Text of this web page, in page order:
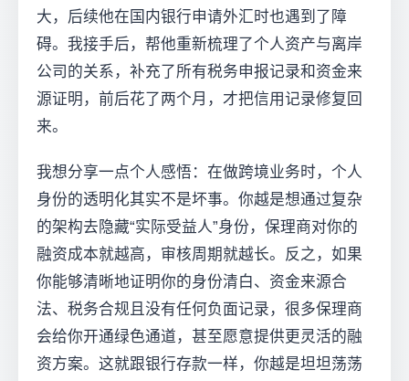
大，后续他在国内银行申请外汇时也遇到了障
碍。我接手后，帮他重新梳理了个人资产与离岸
公司的关系，补充了所有税务申报记录和资金来
源证明，前后花了两个月，才把信用记录修复回
来。
我想分享一点个人感悟：在做跨境业务时，个人
身份的透明化其实不是坏事。你越是想通过复杂
的架构去隐藏“实际受益人”身份，保理商对你的
融资成本就越高，审核周期就越长。反之，如果
你能够清晰地证明你的身份清白、资金来源合
法、税务合规且没有任何负面记录，很多保理商
会给你开通绿色通道，甚至愿意提供更灵活的融
资方案。这就跟银行存款一样，你越是坦坦荡荡